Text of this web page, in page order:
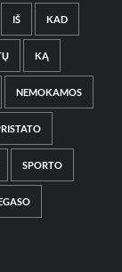
IŠ KAD
KĄ
NEMOKAMOS
SPORTO